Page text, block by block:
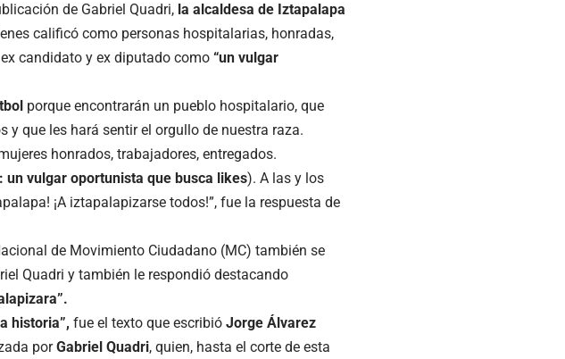
de Gabriel Quadri, la alcaldesa de Iztapalapa
calificó como personas hospitalarias, honradas,
candidato y ex diputado como “un vulgar
porque encontrarán un pueblo hospitalario, que
y que les hará sentir el orgullo de nuestra raza.
honrados, trabajadores, entregados.
vulgar oportunista que busca likes). A las y los
¡A iztapalapizarse todos!”, fue la respuesta de
de Movimiento Ciudadano (MC) también se
Quadri y también le respondió destacando
historia”, fue el texto que escribió Jorge Álvarez
porGabriel Quadri, quien, hasta el corte de esta